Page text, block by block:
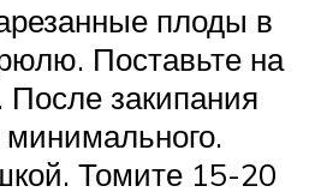
плоды в
Поставьте на
После закипания
минимального.
Томите 15-20